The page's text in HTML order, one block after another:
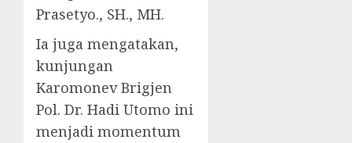
Prasetyo., SH., MH.
Ia juga mengatakan,
kunjungan
Karomonev Brigjen
Pol. Dr. Hadi Utomo ini
menjadi momentum